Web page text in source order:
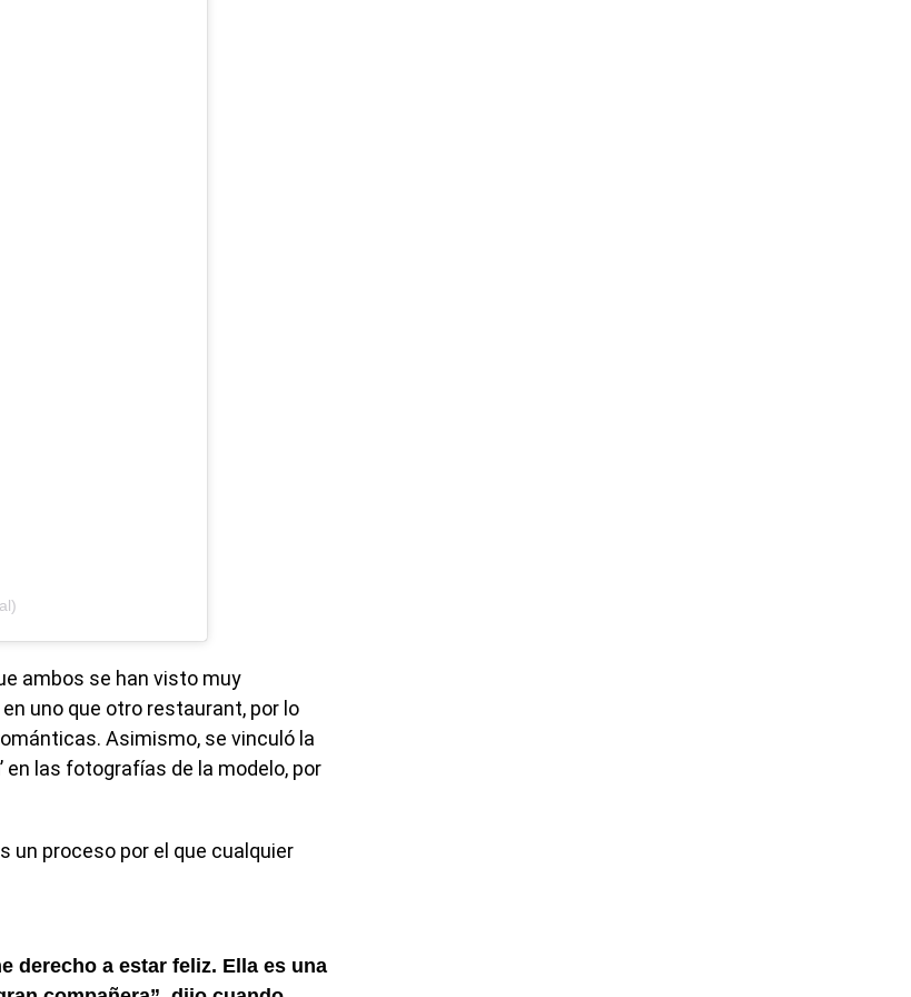
ambos se han visto muy
uno que otro restaurant, por lo
Asimismo, se vinculó la
en las fotografías de la modelo, por
un proceso por el que cualquier
derecho a estar feliz. Ella es una